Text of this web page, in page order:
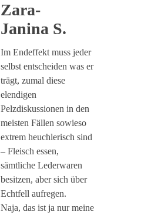
Zara-
Janina S.
Im Endeffekt muss jeder
selbst entscheiden was er
trägt, zumal diese
elendigen
Pelzdiskussionen in den
meisten Fällen sowieso
extrem heuchlerisch sind
– Fleisch essen,
sämtliche Lederwaren
besitzen, aber sich über
Echtfell aufregen.
Naja, das ist ja nur meine